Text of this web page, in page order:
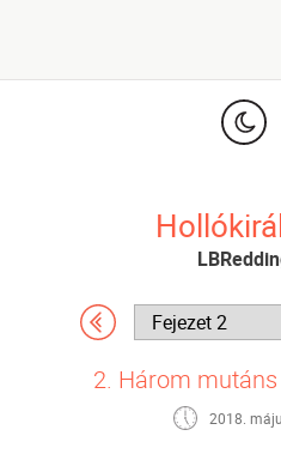
2. Három
2018.